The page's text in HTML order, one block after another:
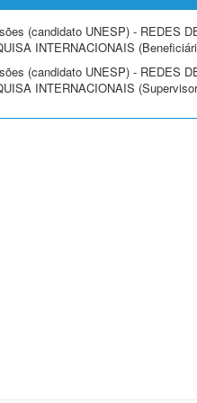
(candidato UNESP) - REDES
INTERNACIONAIS
(candidato UNESP) - REDES
INTERNACIONAIS